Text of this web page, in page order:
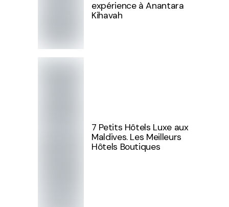
expérience à Anantara
Kihavah
7 Petits Hôtels Luxe aux
Maldives. Les Meilleurs
Hôtels Boutiques